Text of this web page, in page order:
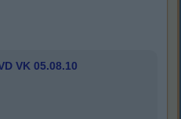
VK 05.08.10